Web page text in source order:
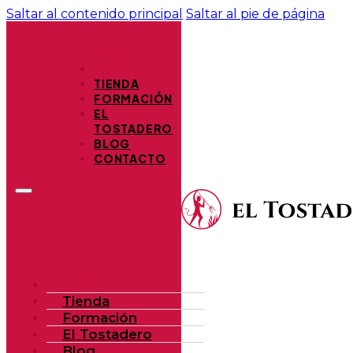
Saltar al contenido principal Saltar al pie de página
TIENDA
FORMACIÓN
EL
TOSTADERO
BLOG
CONTACTO
Tienda
Formación
El Tostadero